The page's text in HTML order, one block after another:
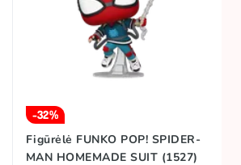
-32%
Figūrėlė FUNKO POP! SPIDER-
MAN HOMEMADE SUIT (1527)